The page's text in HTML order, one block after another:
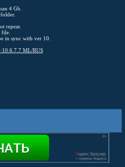
4 Gb.
repeat.
in sync with ver 10.